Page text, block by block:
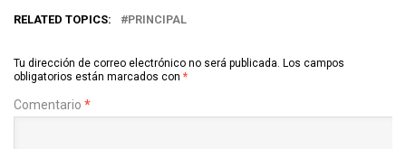
RELATED TOPICS: PRINCIPAL
Tu dirección de correo electrónico no será publicada. Los campos
obligatorios están marcados con *
Comentario *